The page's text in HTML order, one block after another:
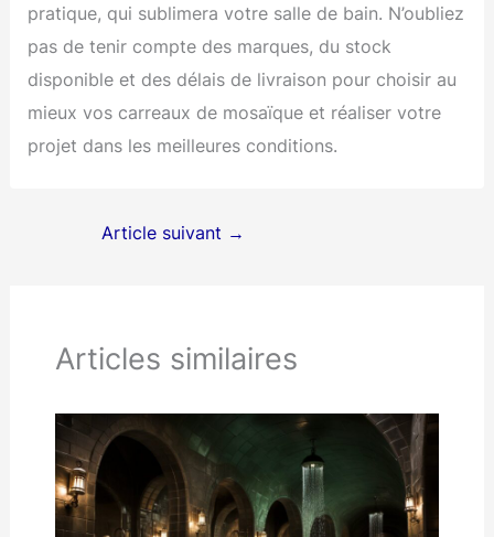
pratique, qui sublimera votre salle de bain. N’oubliez
pas de tenir compte des marques, du stock
disponible et des délais de livraison pour choisir au
mieux vos carreaux de mosaïque et réaliser votre
projet dans les meilleures conditions.
Article suivant →
Articles similaires